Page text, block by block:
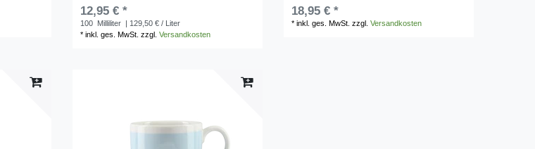
12,95 € *
100 Milliliter
| 129,50 € / Liter
*inkl. ges. MwSt. zzgl.Versandkosten
18,95 € *
*inkl. ges. MwSt. zzgl.Versandkosten